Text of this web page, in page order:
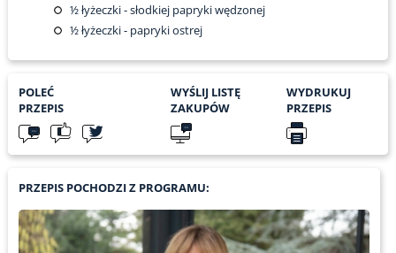
½łyżeczki - słodkiej papryki wędzonej
½łyżeczki - papryki ostrej
POLEĆ
PRZEPIS
WYŚLIJ LISTĘ
ZAKUPÓW
WYDRUKUJ
PRZEPIS
PRZEPIS POCHODZI Z PROGRAMU: